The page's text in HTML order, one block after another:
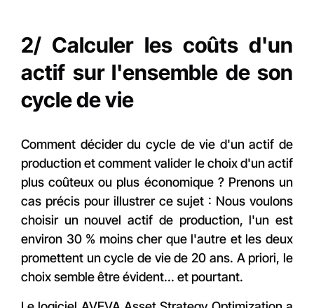
2/ Calculer les coûts d'un
actif sur l'ensemble de son
cycle de vie
Comment décider du cycle de vie d'un actif de
production et comment valider le choix d'un actif
plus coûteux ou plus économique ? Prenons un
cas précis pour illustrer ce sujet : Nous voulons
choisir un nouvel actif de production, l'un est
environ 30 % moins cher que l'autre et les deux
promettent un cycle de vie de 20 ans. A priori, le
choix semble être évident... et pourtant.